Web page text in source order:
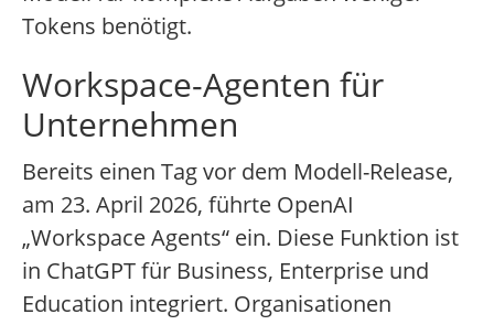
Tokens benötigt.
Workspace-Agenten für
Unternehmen
Bereits einen Tag vor dem Modell-Release,
am 23. April 2026, führte OpenAI
„Workspace Agents“ ein. Diese Funktion ist
in ChatGPT für Business, Enterprise und
Education integriert. Organisationen